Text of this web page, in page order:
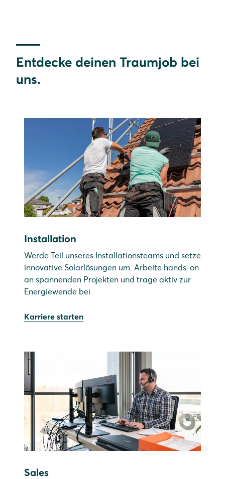
Entdecke deinen Traumjob bei
uns.
Installation
Werde Teil unseres Installationsteams und setze
innovative Solarlösungen um. Arbeite hands-on
an spannenden Projekten und trage aktiv zur
Energiewende bei.
Karriere starten
Sales